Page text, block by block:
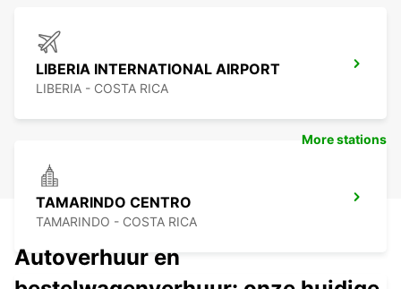
LIBERIA INTERNATIONAL AIRPORT
LIBERIA - COSTA RICA
TAMARINDO CENTRO
TAMARINDO - COSTA RICA
More stations
Autoverhuur en